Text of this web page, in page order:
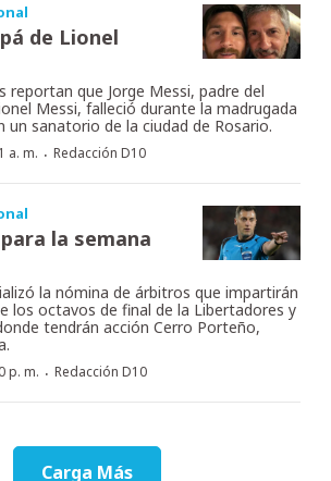
de Lionel
reportan que Jorge Messi, padre del
Messi, falleció durante la madrugada
un sanatorio de la ciudad de Rosario.
a. m. · Redacción D10
la semana
la nómina de árbitros que impartirán
los octavos de final de la Libertadores y
tendrán acción Cerro Porteño,
p. m. · Redacción D10
Carga Más